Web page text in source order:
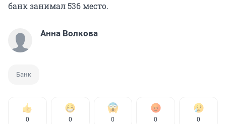
банк занимал 536 место.
Анна Волкова
Банк
0 0 0 0 0